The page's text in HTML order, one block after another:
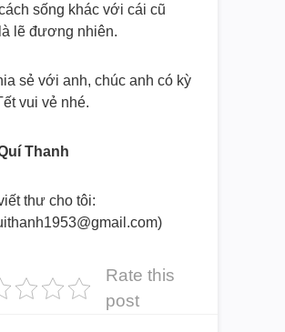
sống khác với cái cũ
lẽ đương nhiên.
sẻ với anh, chúc anh có kỳ
vui vẻ nhé.
Thanh
thư cho tôi:
Rate this
post